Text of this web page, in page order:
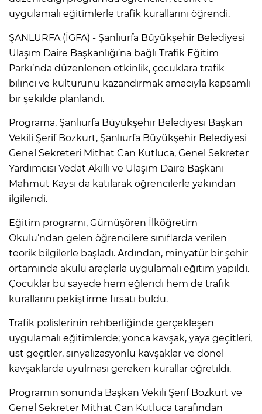
uygulamalı eğitimlerle trafik kurallarını öğrendi.
ŞANLURFA (İGFA) - Şanlıurfa Büyükşehir Belediyesi
Ulaşım Daire Başkanlığı’na bağlı Trafik Eğitim
Parkı’nda düzenlenen etkinlik, çocuklara trafik
bilinci ve kültürünü kazandırmak amacıyla kapsamlı
bir şekilde planlandı.
Programa, Şanlıurfa Büyükşehir Belediyesi Başkan
Vekili Şerif Bozkurt, Şanlıurfa Büyükşehir Belediyesi
Genel Sekreteri Mithat Can Kutluca, Genel Sekreter
Yardımcısı Vedat Akıllı ve Ulaşım Daire Başkanı
Mahmut Kaysı da katılarak öğrencilerle yakından
ilgilendi.
Eğitim programı, Gümüşören İlköğretim
Okulu’ndan gelen öğrencilere sınıflarda verilen
teorik bilgilerle başladı. Ardından, minyatür bir şehir
ortamında akülü araçlarla uygulamalı eğitim yapıldı.
Çocuklar bu sayede hem eğlendi hem de trafik
kurallarını pekiştirme fırsatı buldu.
Trafik polislerinin rehberliğinde gerçekleşen
uygulamalı eğitimlerde; yonca kavşak, yaya geçitleri,
üst geçitler, sinyalizasyonlu kavşaklar ve dönel
kavşaklarda uyulması gereken kurallar öğretildi.
Programın sonunda Başkan Vekili Şerif Bozkurt ve
Genel Sekreter Mithat Can Kutluca tarafından